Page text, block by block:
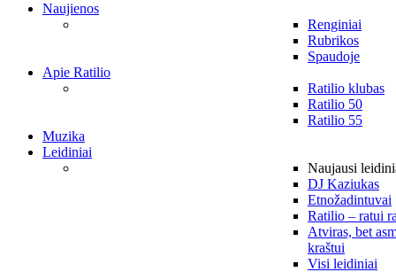
Naujienos
Renginiai
Rubrikos
Spaudoje
Apie Ratilio
Ratilio klubas
Ratilio 50
Ratilio 55
Muzika
Leidiniai
Naujausi
DJ Kaziukas
Etnožadintuvai
Ratilio – ratui
Atviras, bet
kraštui
Visi leidiniai